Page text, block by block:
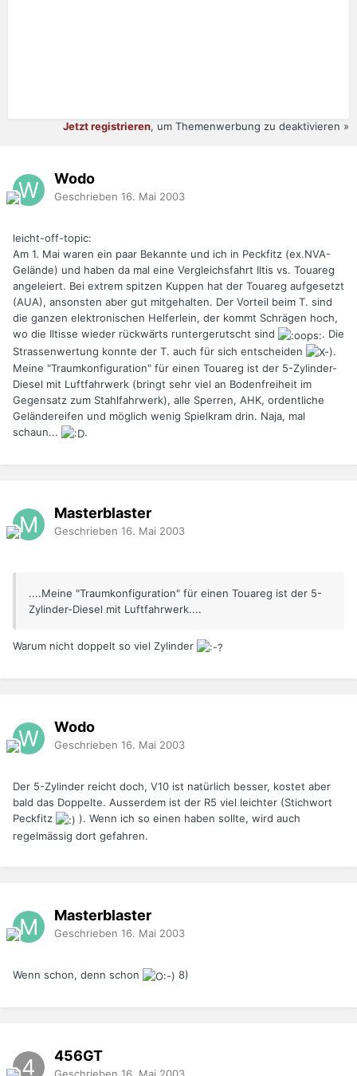
Jetzt registrieren, um Themenwerbung zu deaktivieren »
Wodo
Geschrieben 16. Mai 2003
leicht-off-topic:
Am 1. Mai waren ein paar Bekannte und ich in Peckfitz (ex.NVA-
Gelände) und haben da mal eine Vergleichsfahrt Iltis vs. Touareg
angeleiert. Bei extrem spitzen Kuppen hat der Touareg aufgesetzt
(AUA), ansonsten aber gut mitgehalten. Der Vorteil beim T. sind
die ganzen elektronischen Helferlein, der kommt Schrägen hoch,
wo die Iltisse wieder rückwärts runtergerutscht sind
. Die
Strassenwertung konnte der T. auch für sich entscheiden
.
Meine "Traumkonfiguration" für einen Touareg ist der 5-Zylinder-
Diesel mit Luftfahrwerk (bringt sehr viel an Bodenfreiheit im
Gegensatz zum Stahlfahrwerk), alle Sperren, AHK, ordentliche
Geländereifen und möglich wenig Spielkram drin. Naja, mal
schaun...
.
Masterblaster
Geschrieben 16. Mai 2003
....Meine "Traumkonfiguration" für einen Touareg ist der 5-
Zylinder-Diesel mit Luftfahrwerk....
Warum nicht doppelt so viel Zylinder
Wodo
Geschrieben 16. Mai 2003
Der 5-Zylinder reicht doch, V10 ist natürlich besser, kostet aber
bald das Doppelte. Ausserdem ist der R5 viel leichter (Stichwort
Peckfitz
). Wenn ich so einen haben sollte, wird auch
regelmässig dort gefahren.
Masterblaster
Geschrieben 16. Mai 2003
Wenn schon, denn schon 8)
456GT